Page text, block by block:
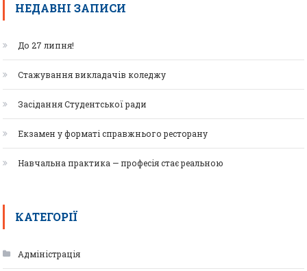
НЕДАВНІ ЗАПИСИ
До 27 липня!
Стажування викладачів коледжу
Засідання Студентської ради
Екзамен у форматі справжнього ресторану
Навчальна практика — професія стає реальною
КАТЕГОРІЇ
Адміністрація